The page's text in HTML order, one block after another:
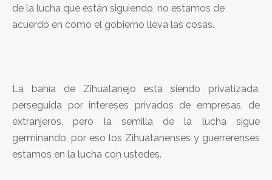
de la lucha que están siguiendo, no estamos de
acuerdo en como el gobierno lleva las cosas.
La bahía de Zihuatanejo esta siendo privatizada,
perseguida por intereses privados de empresas, de
extranjeros, pero la semilla de la lucha sigue
germinando, por eso los Zihuatanenses y guerrerenses
estamos en la lucha con ustedes.